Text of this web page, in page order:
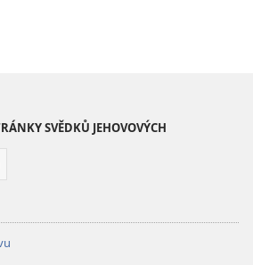
SVĚDKŮ JEHOVOVÝCH